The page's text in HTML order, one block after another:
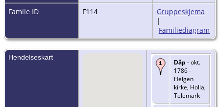
Famile ID
F114
Gruppeskjema
|
Familiediagram
Hendelseskart
Dåp - okt.
1786 -
Helgen
kirke, Holla,
Telemark